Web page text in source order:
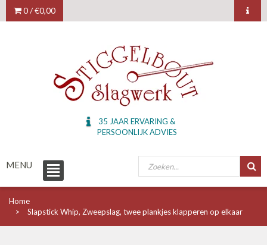
0 /€0,00
35 JAAR ERVARING &
PERSOONLIJK ADVIES
MENU
Home
Slapstick Whip, Zweepslag, twee plankjes klapperen op elkaar